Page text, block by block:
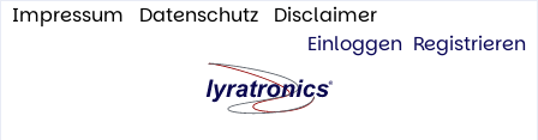
Impressum Datenschutz
Disclaimer
Einloggen Registrieren